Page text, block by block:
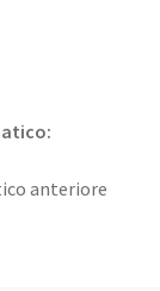
anteriore